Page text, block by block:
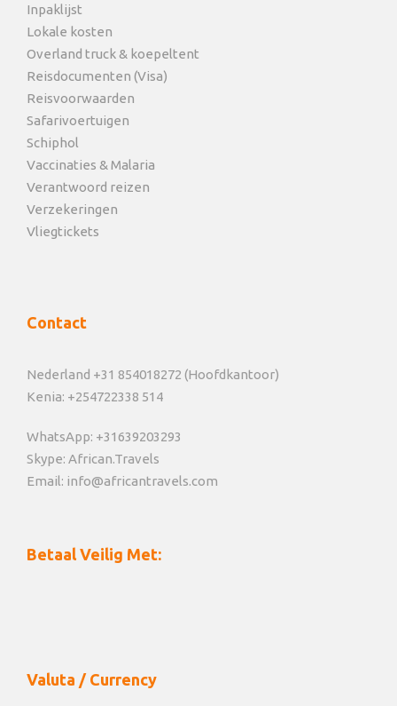
Inpaklijst
Lokale kosten
Overland truck & koepeltent
Reisdocumenten (Visa)
Reisvoorwaarden
Safarivoertuigen
Schiphol
Vaccinaties & Malaria
Verantwoord reizen
Verzekeringen
Vliegtickets
Contact
Nederland +31 854018272 (Hoofdkantoor)
Kenia: +254722338 514
WhatsApp: +31639203293
Skype: African.Travels
Email: info@africantravels.com
Betaal Veilig Met:
Valuta / Currency